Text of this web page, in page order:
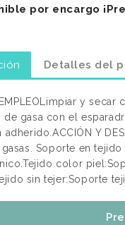
por encargo
Detalles del
y
de gasa con el
Y
Soporte en
color
sin tejer:Soporte